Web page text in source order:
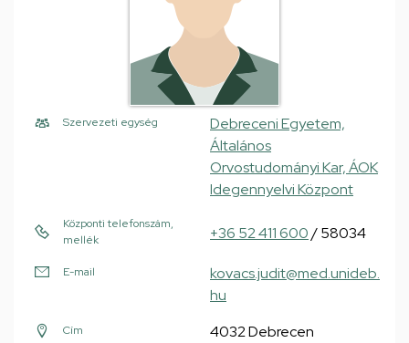
Szervezeti egység
Debreceni Egyetem,
Általános
Orvostudományi Kar, ÁOK
Idegennyelvi Központ
Központi telefonszám,
mellék
+36 52 411 600/ 58034
E-mail
kovacs.judit@med.unideb.
hu
Cím
4032 Debrecen